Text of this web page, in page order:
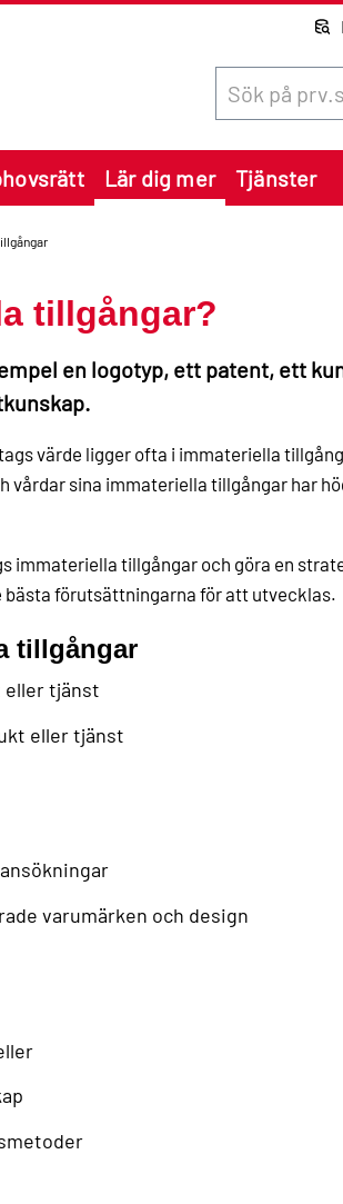
Lär dig mer Tjänster
tillgångar?
en logotyp, ett patent, ett
värde ligger ofta i immateriella
vårdar sina immateriella tillgångar har
immateriella tillgångar och göra en
bästa förutsättningarna för att utvecklas.
tillgångar
eller tjänst
eller tjänst
varumärken och design